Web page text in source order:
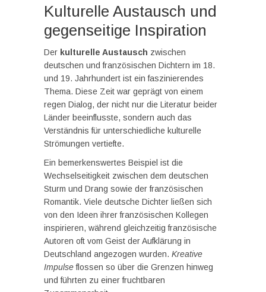
Kulturelle Austausch und
gegenseitige Inspiration
Der kulturelle Austausch zwischen
deutschen und französischen Dichtern im 18.
und 19. Jahrhundert ist ein faszinierendes
Thema. Diese Zeit war geprägt von einem
regen Dialog, der nicht nur die Literatur beider
Länder beeinflusste, sondern auch das
Verständnis für unterschiedliche kulturelle
Strömungen vertiefte.
Ein bemerkenswertes Beispiel ist die
Wechselseitigkeit zwischen dem deutschen
Sturm und Drang sowie der französischen
Romantik. Viele deutsche Dichter ließen sich
von den Ideen ihrer französischen Kollegen
inspirieren, während gleichzeitig französische
Autoren oft vom Geist der Aufklärung in
Deutschland angezogen wurden. Kreative
Impulseflossen so über die Grenzen hinweg
und führten zu einer fruchtbaren